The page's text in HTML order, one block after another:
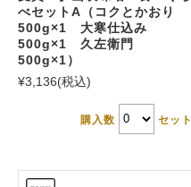
べセットA（コクとかおり
500g×1 大寒仕込み
500g×1 久左衛門
500g×1）
¥3,136(税込)
購入数 セット